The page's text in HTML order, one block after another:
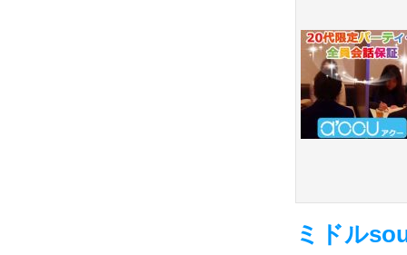
ミドル